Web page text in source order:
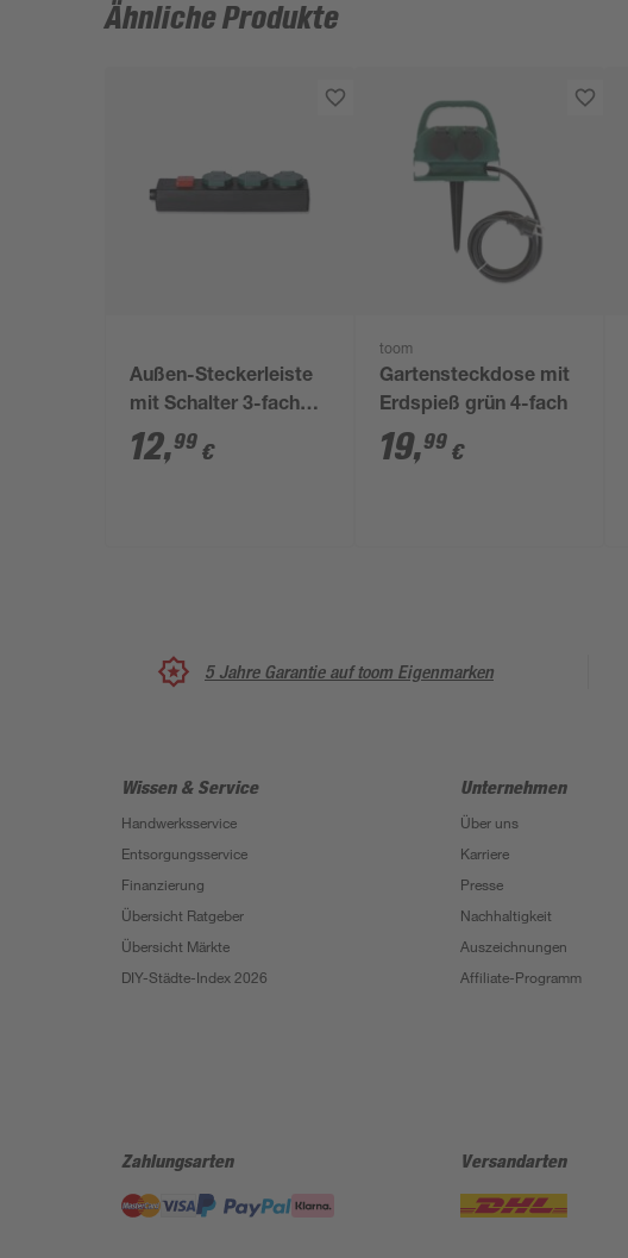
Ähnliche Produkte
Außen-Steckerleiste
mit Schalter 3-fach
schwarz/grün
12,99 €
toom
Gartensteckdose mit
Erdspieß grün 4-fach
19,99 €
5 Jahre Garantie auf toom Eigenmarken
Wissen & Service
Handwerksservice
Entsorgungsservice
Finanzierung
Übersicht Ratgeber
Übersicht Märkte
DIY-Städte-Index 2026
Unternehmen
Über uns
Karriere
Presse
Nachhaltigkeit
Auszeichnungen
Affiliate-Programm
Zahlungsarten Versandarten